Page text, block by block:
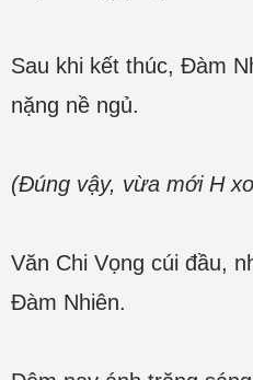
Sau khi kết thúc, Đàm
nặng nề ngủ.
(Đúng vậy, vừa mới H
Văn Chi Vọng cúi đầu,
Đàm Nhiên.